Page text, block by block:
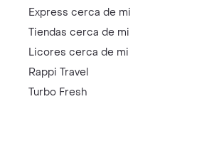
Express cerca de mi
Tiendas cerca de mi
Licores cerca de mi
Rappi Travel
Turbo Fresh